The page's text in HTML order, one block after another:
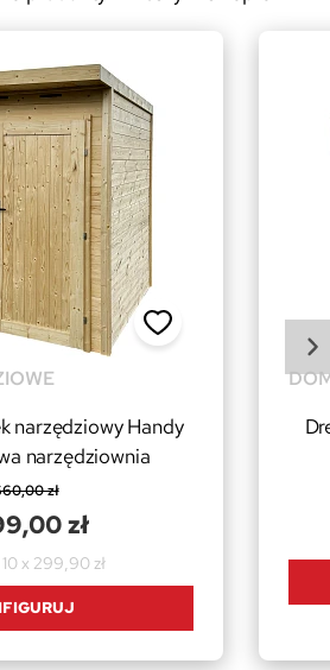
narzędziowy Handy
narzędziownia
zł
zł
x 299,90 zł